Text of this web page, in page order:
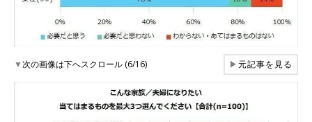
▼次の画像は下へスクロール (6/16) ▶元記事を見る